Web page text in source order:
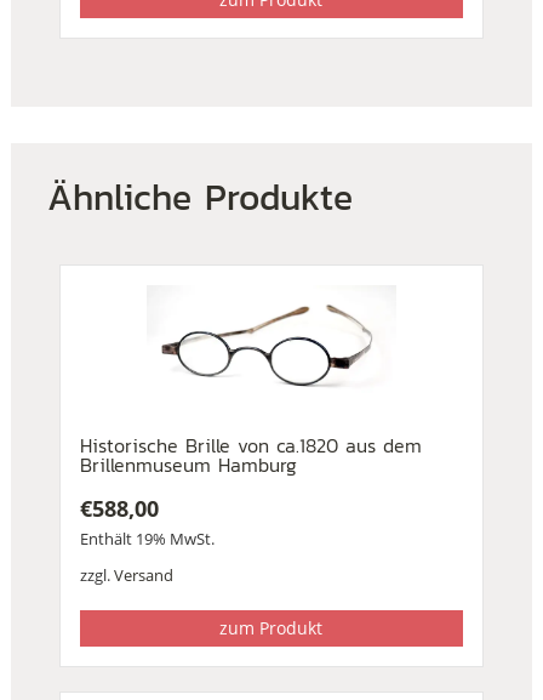
Ähnliche Produkte
Historische Brille von ca.1820 aus dem
Brillenmuseum Hamburg
€588,00
Enthält 19% MwSt.
zzgl.Versand
zum Produkt